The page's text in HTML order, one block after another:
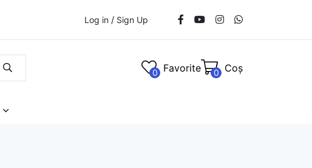
Log in / Sign Up
0 Favorite 0 Coș